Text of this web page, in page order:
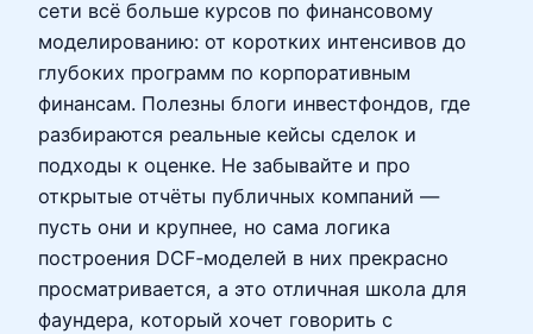
сети всё больше курсов по финансовому
моделированию: от коротких интенсивов до
глубоких программ по корпоративным
финансам. Полезны блоги инвестфондов, где
разбираются реальные кейсы сделок и
подходы к оценке. Не забывайте и про
открытые отчёты публичных компаний —
пусть они и крупнее, но сама логика
построения DCF‑моделей в них прекрасно
просматривается, а это отличная школа для
фаундера, который хочет говорить с